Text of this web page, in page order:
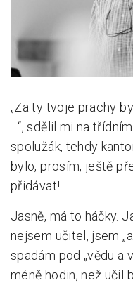
Partneři a dárci
Kontakty
„Za ty tvoje prachy
…“, sdělil mi na
spolužák, tehdy
bylo, prosím, ještě
přidávat!
Jasně, má to háčky.
nejsem učitel, jsem
spadám pod „vědu a
méně hodin, než učil